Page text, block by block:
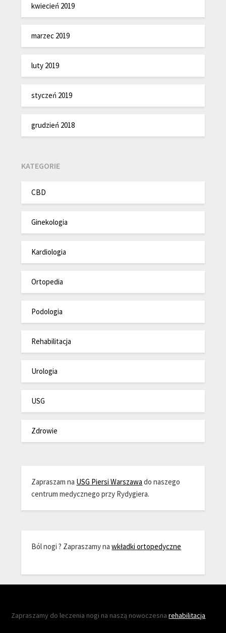
kwiecień 2019
marzec 2019
luty 2019
styczeń 2019
grudzień 2018
KATEGORIE
CBD
Ginekologia
Kardiologia
Ortopedia
Podologia
Rehabilitacja
Urologia
USG
Zdrowie
Zapraszam na USG Piersi Warszawa do naszego
centrum medycznego przy Rydygiera.
Ból nogi ? Zapraszamy nawkładki ortopedyczne
Zapraszamy do leczenia nogi na naszą nowoczesnarehabilitacja